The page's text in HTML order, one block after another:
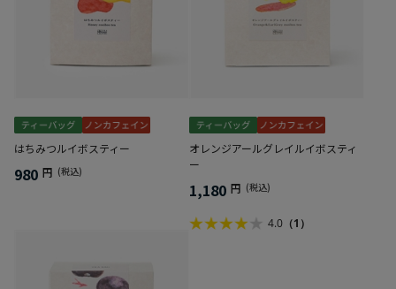
はちみつルイボスティー
980 円 (税込)
オレンジアールグレイルイボスティ
ー
1,180 円 (税込)
4.0 （1）